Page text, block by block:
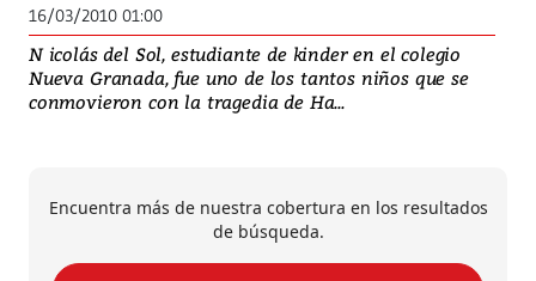
16/03/2010 01:00
N icolás del Sol, estudiante de kinder en el colegio
Nueva Granada, fue uno de los tantos niños que se
conmovieron con la tragedia de Ha...
Encuentra más de nuestra cobertura en los resultados
de búsqueda.